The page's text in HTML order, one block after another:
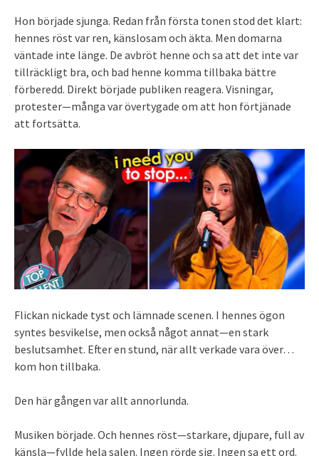
Hon började sjunga. Redan från första tonen stod det klart:
hennes röst var ren, känslosam och äkta. Men domarna
väntade inte länge. De avbröt henne och sa att det inte var
tillräckligt bra, och bad henne komma tillbaka bättre
förberedd. Direkt började publiken reagera. Visningar,
protester—många var övertygade om att hon förtjänade
att fortsätta.
Flickan nickade tyst och lämnade scenen. I hennes ögon
syntes besvikelse, men också något annat—en stark
beslutsamhet. Efter en stund, när allt verkade vara över…
kom hon tillbaka.
Den här gången var allt annorlunda.
Musiken började. Och hennes röst—starkare, djupare, full av
känsla—fyllde hela salen. Ingen rörde sig. Ingen sa ett ord.